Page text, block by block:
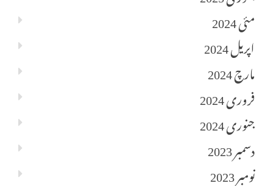
مئی 2024
اپریل 2024
مارچ 2024
فروری 2024
جنوری 2024
دسمبر 2023
نومبر 2023